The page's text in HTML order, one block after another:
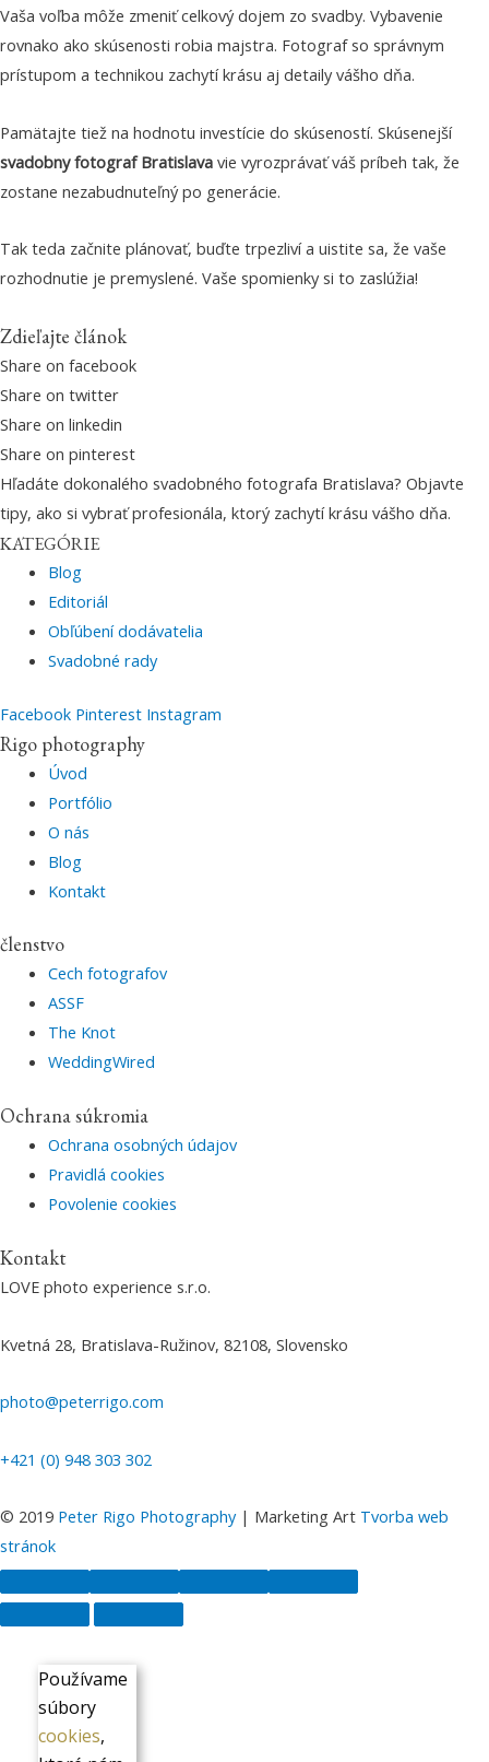
Vaša voľba môže zmeniť celkový dojem zo svadby. Vybavenie
rovnako ako skúsenosti robia majstra. Fotograf so správnym
prístupom a technikou zachytí krásu aj detaily vášho dňa.
Pamätajte tiež na hodnotu investície do skúseností. Skúsenejší
svadobny fotograf Bratislava vie vyrozprávať váš príbeh tak, že
zostane nezabudnuteľný po generácie.
Tak teda začnite plánovať, buďte trpezliví a uistite sa, že vaše
rozhodnutie je premyslené. Vaše spomienky si to zaslúžia!
Zdieľajte článok
Share on facebook
Share on twitter
Share on linkedin
Share on pinterest
Hľadáte dokonalého svadobného fotografa Bratislava? Objavte
tipy, ako si vybrať profesionála, ktorý zachytí krásu vášho dňa.
KATEGÓRIE
Blog
Editoriál
Obľúbení dodávatelia
Svadobné rady
Facebook Pinterest Instagram
Rigo photography
Úvod
Portfólio
O nás
Blog
Kontakt
členstvo
Cech fotografov
ASSF
The Knot
WeddingWired
Ochrana súkromia
Ochrana osobných údajov
Pravidlá cookies
Povolenie cookies
Kontakt
LOVE photo experience s.r.o.
Kvetná 28, Bratislava-Ružinov, 82108, Slovensko
photo@peterrigo.com
+421 (0) 948 303 302
© 2019 Peter Rigo Photography| Marketing Art Tvorba web
stránok
Používame
súbory
cookies,